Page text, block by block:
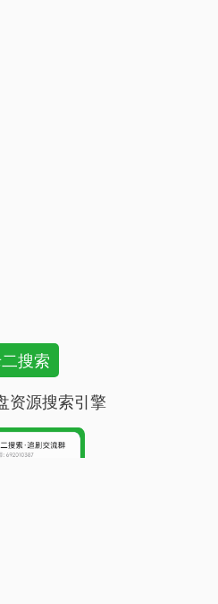
搜索
资源搜索引擎